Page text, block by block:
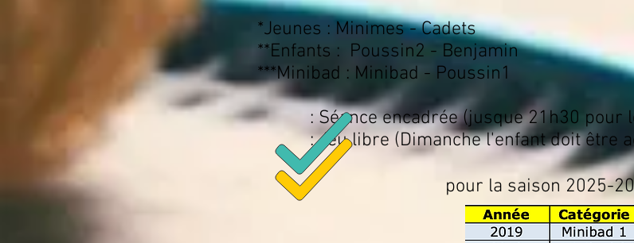
*Jeunes : Minimes - Cadets
**Enfants : Poussin2 - Benjamin
***Minibad : Minibad - Poussin1
: Séance encadrée (jusque 21h30 pour
: Jeu libre (Dimanche l'enfant doit être
pour la saison 2025-